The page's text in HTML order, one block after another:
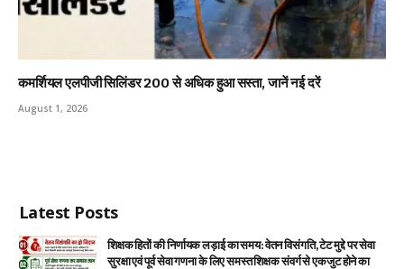
कमर्शियल एलपीजी सिलिंडर ₹200 से अधिक हुआ सस्ता, जानें नई दरें
August 1, 2026
Latest Posts
शिक्षक हितों की निर्णायक लड़ाई का समय: वेतन विसंगति, टेट मुद्दे पर सेवा
सुरक्षा एवं पूर्व सेवा गणना के लिए समस्त शिक्षक संवर्ग से एकजुट होने का